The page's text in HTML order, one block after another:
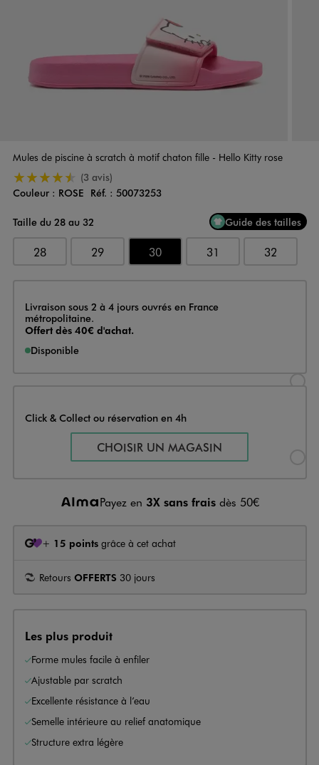
Mules de piscine à scratch à motif chaton fille - Hello Kitty rose
4.5/5 de moyenne
(3 avis)
Couleur
Couleur : ROSE Réf. : 50073253
Taille du 28 au 32
Guide des tailles
28 29 30 31 32
Livraison
Livraison sous 2 à 4 jours ouvrés en France
métropolitaine.
Offert dès 40€ d'achat.
Disponible
Click & Collect ou réservation en 4h
Sélectionner l’option de
CHOISIR UN MAGASIN
Payez en 3X sans frais dès 50€
+ 15 points grâce à cet achat
Retours OFFERTS 30 jours
Les plus produit
Forme mules facile à enfiler
Ajustable par scratch
Excellente résistance à l’eau
Semelle intérieure au relief anatomique
Structure extra légère